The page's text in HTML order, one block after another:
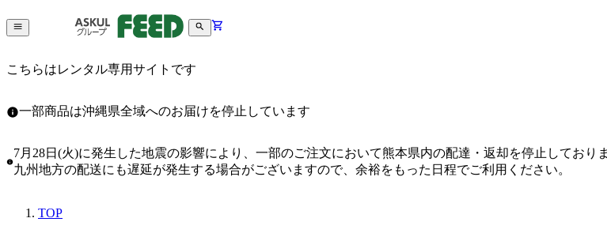
こちらはレンタル専用サイトです
一部商品は沖縄県全域へのお届けを停止しています
7月28日(火)に発生した地震の影響により、一部のご注文において熊本県内の配達・返却を停止しておりま
九州地方の配送にも遅延が発生する場合がございますので、余裕をもった日程でご利用ください。
TOP